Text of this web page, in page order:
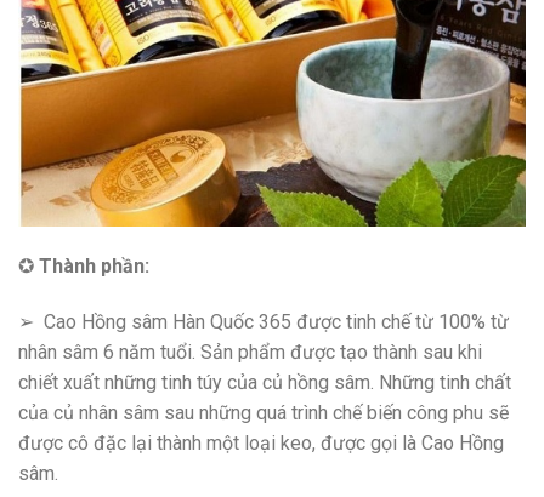
✪ Thành phần:
➢ Cao Hồng sâm Hàn Quốc 365 được tinh chế từ 100% từ
nhân sâm 6 năm tuổi. Sản phẩm được tạo thành sau khi
chiết xuất những tinh túy của củ hồng sâm. Những tinh chất
của củ nhân sâm sau những quá trình chế biến công phu sẽ
được cô đặc lại thành một loại keo, được gọi là Cao Hồng
sâm.